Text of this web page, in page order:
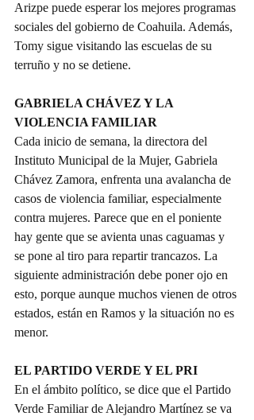
Arizpe puede esperar los mejores programas
sociales del gobierno de Coahuila. Además,
Tomy sigue visitando las escuelas de su
terruño y no se detiene.
GABRIELA CHÁVEZ Y LA
VIOLENCIA FAMILIAR
Cada inicio de semana, la directora del
Instituto Municipal de la Mujer, Gabriela
Chávez Zamora, enfrenta una avalancha de
casos de violencia familiar, especialmente
contra mujeres. Parece que en el poniente
hay gente que se avienta unas caguamas y
se pone al tiro para repartir trancazos. La
siguiente administración debe poner ojo en
esto, porque aunque muchos vienen de otros
estados, están en Ramos y la situación no es
menor.
EL PARTIDO VERDE Y EL PRI
En el ámbito político, se dice que el Partido
Verde Familiar de Alejandro Martínez se va